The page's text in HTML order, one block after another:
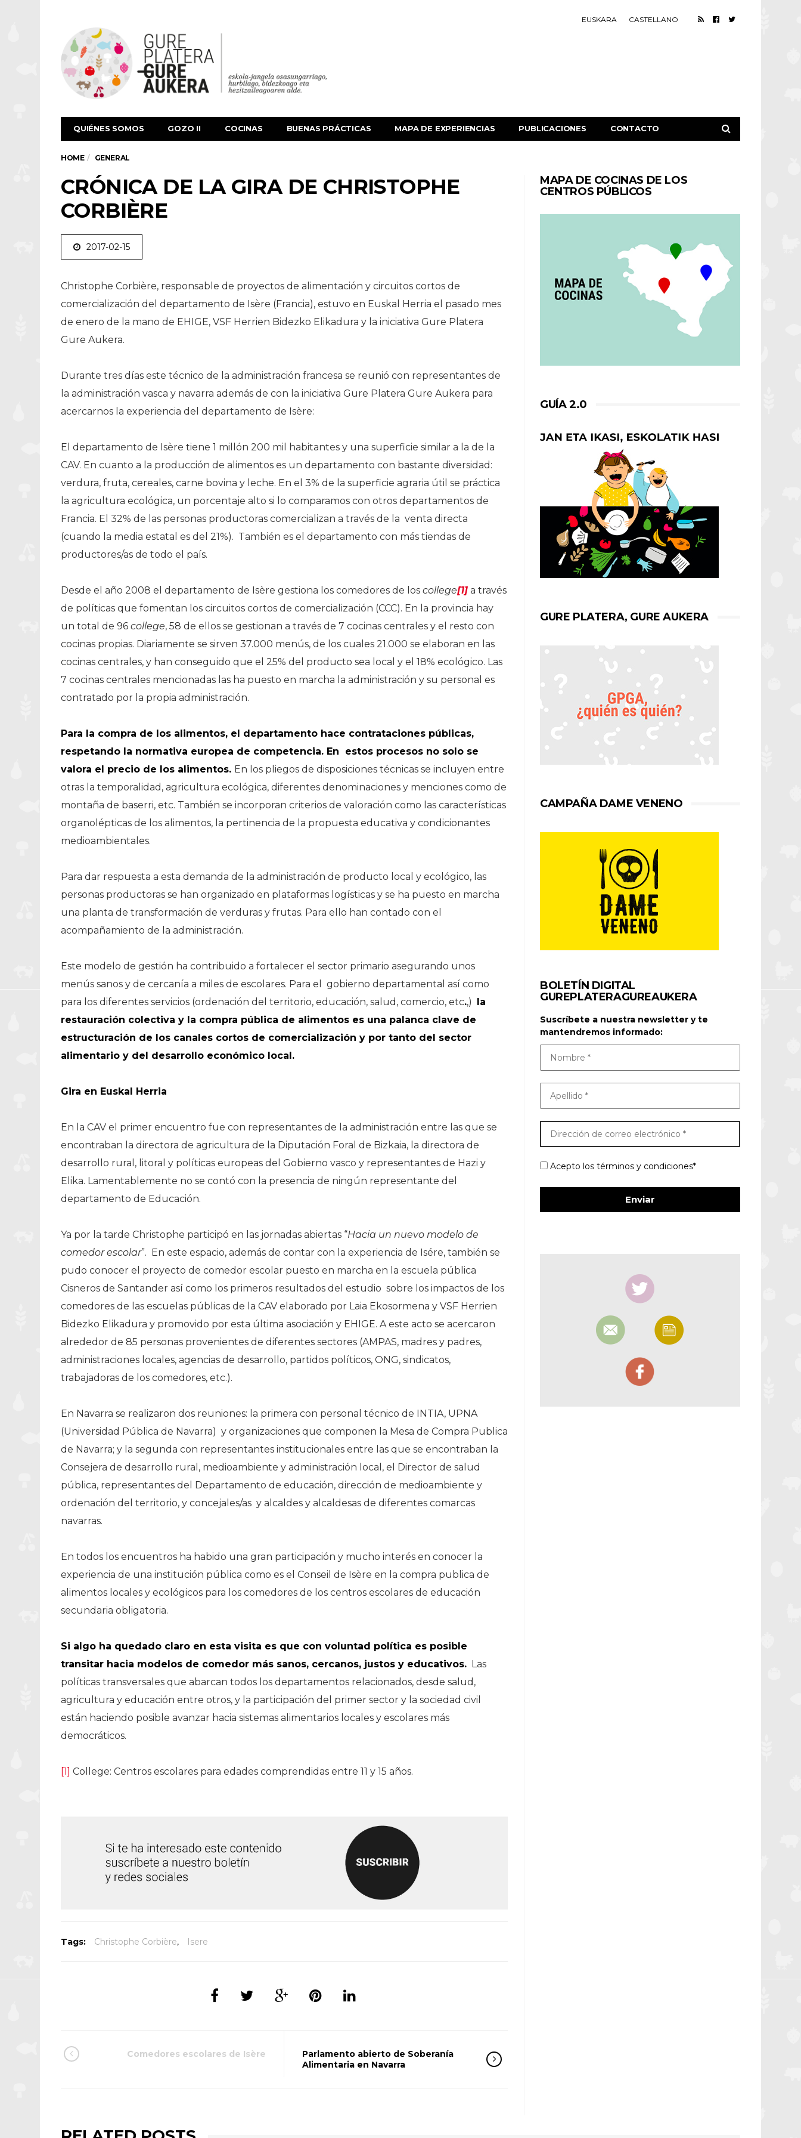
EUSKARA CASTELLANO
QUIÉNES SOMOS GOZO II COCINAS BUENAS PRÁCTICAS MAPA DE EXPERIENCIAS PUBLICACIONES CONTACTO
HOME GENERAL
CRÓNICA DE LA GIRA DE CHRISTOPHE
CORBIÈRE
2017-02-15
Christophe Corbière, responsable de proyectos de alimentación y circuitos cortos de
comercialización del departamento de Isère (Francia), estuvo en Euskal Herria el pasado mes
de enero de la mano de EHIGE, VSF Herrien Bidezko Elikadura y la iniciativa Gure Platera
Gure Aukera.
Durante tres días este técnico de la administración francesa se reunió con representantes de
la administración vasca y navarra además de con la iniciativa Gure Platera Gure Aukera para
acercarnos la experiencia del departamento de Isère:
El departamento de Isère tiene 1 millón 200 mil habitantes y una superficie similar a la de la
CAV. En cuanto a la producción de alimentos es un departamento con bastante diversidad:
verdura, fruta, cereales, carne bovina y leche. En el 3% de la superficie agraria útil se práctica
la agricultura ecológica, un porcentaje alto si lo comparamos con otros departamentos de
Francia. El 32% de las personas productoras comercializan a través de la venta directa
(cuando la media estatal es del 21%). También es el departamento con más tiendas de
productores/as de todo el país.
Desde el año 2008 el departamento de Isère gestiona los comedores de los college[1] a través
de políticas que fomentan los circuitos cortos de comercialización (CCC). En la provincia hay
un total de 96 college, 58 de ellos se gestionan a través de 7 cocinas centrales y el resto con
cocinas propias. Diariamente se sirven 37.000 menús, de los cuales 21.000 se elaboran en las
cocinas centrales, y han conseguido que el 25% del producto sea local y el 18% ecológico. Las
7 cocinas centrales mencionadas las ha puesto en marcha la administración y su personal es
contratado por la propia administración.
Para la compra de los alimentos, el departamento hace contrataciones públicas,
respetando la normativa europea de competencia. En estos procesos no solo se
valora el precio de los alimentos. En los pliegos de disposiciones técnicas se incluyen entre
otras la temporalidad, agricultura ecológica, diferentes denominaciones y menciones como de
montaña de baserri, etc. También se incorporan criterios de valoración como las características
organolépticas de los alimentos, la pertinencia de la propuesta educativa y condicionantes
medioambientales.
Para dar respuesta a esta demanda de la administración de producto local y ecológico, las
personas productoras se han organizado en plataformas logísticas y se ha puesto en marcha
una planta de transformación de verduras y frutas. Para ello han contado con el
acompañamiento de la administración.
Este modelo de gestión ha contribuido a fortalecer el sector primario asegurando unos
menús sanos y de cercanía a miles de escolares. Para el gobierno departamental así como
para los diferentes servicios (ordenación del territorio, educación, salud, comercio, etc.,) la
restauración colectiva y la compra pública de alimentos es una palanca clave de
estructuración de los canales cortos de comercialización y por tanto del sector
alimentario y del desarrollo económico local.
Gira en Euskal Herria
En la CAV el primer encuentro fue con representantes de la administración entre las que se
encontraban la directora de agricultura de la Diputación Foral de Bizkaia, la directora de
desarrollo rural, litoral y políticas europeas del Gobierno vasco y representantes de Hazi y
Elika. Lamentablemente no se contó con la presencia de ningún representante del
departamento de Educación.
Ya por la tarde Christophe participó en las jornadas abiertas “Hacia un nuevo modelo de
comedor escolar”. En este espacio, además de contar con la experiencia de Isére, también se
pudo conocer el proyecto de comedor escolar puesto en marcha en la escuela pública
Cisneros de Santander así como los primeros resultados del estudio sobre los impactos de los
comedores de las escuelas públicas de la CAV elaborado por Laia Ekosormena y VSF Herrien
Bidezko Elikadura y promovido por esta última asociación y EHIGE. A este acto se acercaron
alrededor de 85 personas provenientes de diferentes sectores (AMPAS, madres y padres,
administraciones locales, agencias de desarrollo, partidos políticos, ONG, sindicatos,
trabajadoras de los comedores, etc.).
En Navarra se realizaron dos reuniones: la primera con personal técnico de INTIA, UPNA
(Universidad Pública de Navarra) y organizaciones que componen la Mesa de Compra Publica
de Navarra; y la segunda con representantes institucionales entre las que se encontraban la
Consejera de desarrollo rural, medioambiente y administración local, el Director de salud
pública, representantes del Departamento de educación, dirección de medioambiente y
ordenación del territorio, y concejales/as y alcaldes y alcaldesas de diferentes comarcas
navarras.
En todos los encuentros ha habido una gran participación y mucho interés en conocer la
experiencia de una institución pública como es el Conseil de Isère en la compra publica de
alimentos locales y ecológicos para los comedores de los centros escolares de educación
secundaria obligatoria.
Si algo ha quedado claro en esta visita es que con voluntad política es posible
transitar hacia modelos de comedor más sanos, cercanos, justos y educativos. Las
políticas transversales que abarcan todos los departamentos relacionados, desde salud,
agricultura y educación entre otros, y la participación del primer sector y la sociedad civil
están haciendo posible avanzar hacia sistemas alimentarios locales y escolares más
democráticos.
[1] College: Centros escolares para edades comprendidas entre 11 y 15 años.
Tags: Christophe Corbière, Isere
Comedores escolares de Isère
Parlamento abierto de Soberanía
Alimentaria en Navarra
MAPA DE COCINAS DE LOS
CENTROS PÚBLICOS
GUÍA 2.0
GURE PLATERA, GURE AUKERA
CAMPAÑA DAME VENENO
BOLETÍN DIGITAL
GUREPLATERAGUREAUKERA
Suscríbete a nuestra newsletter y te
mantendremos informado:
Acepto los términos y condiciones*